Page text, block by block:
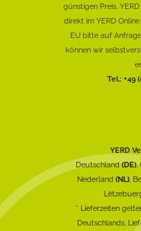
günstigen Preis.
direkt im YERD
EU bitte auf
können wir
Tel.: +49
YERD
Deutschland(DE),
Nederland (NL),
* Lieferzeiten
Deutschlands,